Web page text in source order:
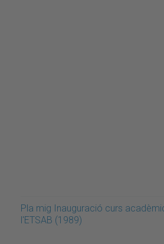
Pla mig Inauguració curs
l'ETSAB (1989)